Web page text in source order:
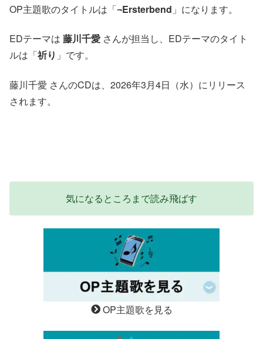
OP主題歌のタイトルは「¬Ersterbend 」になります。
EDテーマは 藤川千愛 さんが担当し、EDテーマのタイト
ルは「祈り 」です。
藤川千愛 さんのCDは、2026年3月4日（水）にリリース
されます。
気になるところまで読み飛ばす
OP主題歌を見る